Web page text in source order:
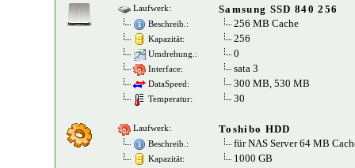
Laufwerk: Samsung SSD 840 256
Beschreib.: 256 MB Cache
Kapazität: 256
Umdrehung.: 0
Interface: sata 3
DataSpeed: 300 MB, 530 MB
Temperatur: 30
Laufwerk: Toshibo HDD
Beschreib.: für NAS Server 64 MB
Kapazität:
1000 GB